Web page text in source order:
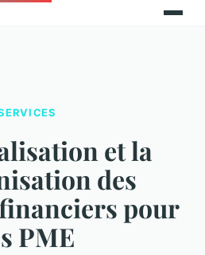
et la
des
pour
PME